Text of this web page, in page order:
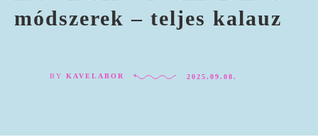
módszerek – teljes kalauz
BY KAVELABOR 2025.09.08.